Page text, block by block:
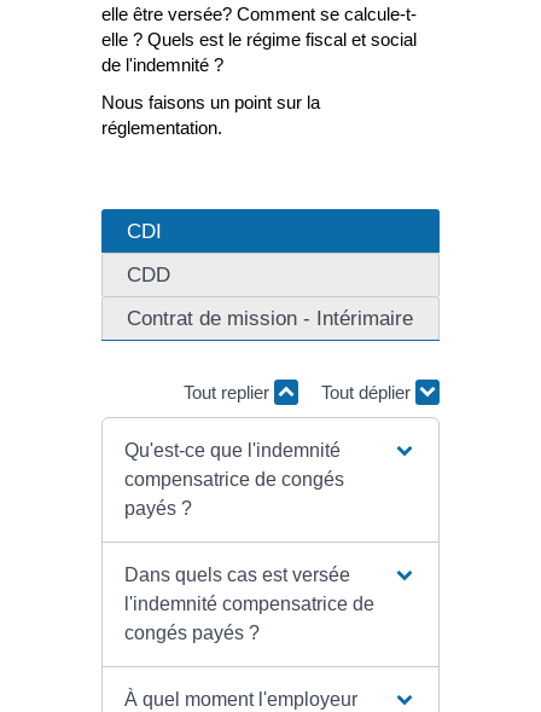
elle être versée? Comment se calcule-t-
elle ? Quels est le régime fiscal et social
de l'indemnité ?
Nous faisons un point sur la
réglementation.
CDI
CDD
Contrat de mission - Intérimaire
Tout replier Tout déplier
Qu'est-ce que l'indemnité
compensatrice de congés
payés ?
Dans quels cas est versée
l'indemnité compensatrice de
congés payés ?
À quel moment l'employeur